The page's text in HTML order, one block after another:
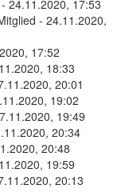
- 24.11.2020, 17:53
- 24.11.2020,
17:52
18:33
20:01
19:02
19:49
20:34
20:48
19:59
20:13